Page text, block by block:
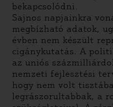
bekapcsolódni.
Sajnos napjainkra
megbízható adatok,
évben nem készült
cigánykutatás. A
az uniós
nemzeti fejlesztési
hogy nem volt
legrászorultabbak, a